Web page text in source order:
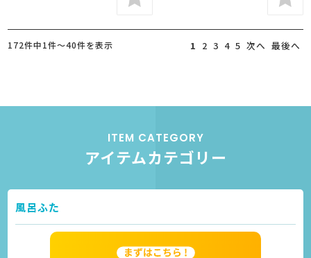
172件中1件～40件を表示 1 2 3 4 5 次へ 最後へ
ITEM CATEGORY
アイテムカテゴリー
風呂ふた